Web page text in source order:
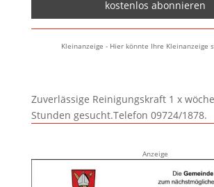
Kleinanzeige - Hier könnte Ihre Kleinanzeige
Zuverlässige Reinigungskraft 1 x
Stunden gesucht.Telefon 09724/1878.
Anzeige